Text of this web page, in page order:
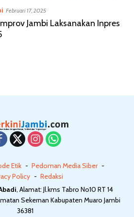
Februari 17, 2025
Jambi Laksanakan Inpres
Etik
Pedoman Media Siber
Policy
Redaksi
, Alamat: Jl.kms Tabro No10 RT 14
Sekernan Kabupaten Muaro Jambi
36381